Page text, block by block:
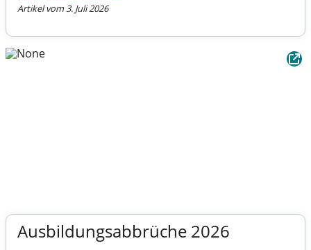
Artikel vom 3. Juli 2026
Ausbildungsabbrüche 2026